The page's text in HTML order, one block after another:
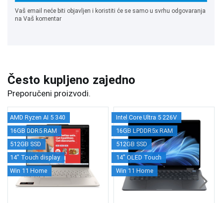
Vaš email neće biti objavljen i koristiti će se samo u svrhu odgovaranja
na Vaš komentar
Često kupljeno zajedno
Preporučeni proizvodi.
AMD Ryzen AI 5 340
16GB DDR5 RAM
512GB SSD
14" Touch display
Win 11 Home
Intel Core Ultra 5 226V
16GB LPDDR5x RAM
512GB SSD
14" OLED Touch
Win 11 Home